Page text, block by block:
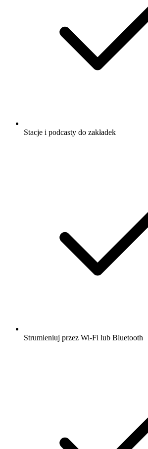
Stacje i podcasty do zakładek
Strumieniuj przez Wi-Fi lub Bluetooth